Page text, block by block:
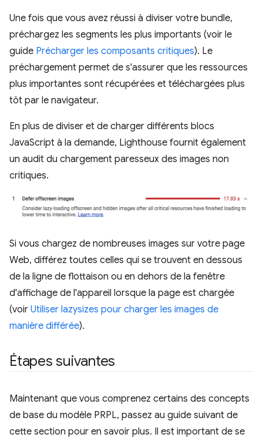
Une fois que vous avez réussi à diviser votre bundle,
préchargez les segments les plus importants (voir le
guide Précharger les composants critiques). Le
préchargement permet de s'assurer que les ressources
plus importantes sont récupérées et téléchargées plus
tôt par le navigateur.
En plus de diviser et de charger différents blocs
JavaScript à la demande, Lighthouse fournit également
un audit du chargement paresseux des images non
critiques.
Si vous chargez de nombreuses images sur votre page
Web, différez toutes celles qui se trouvent en dessous
de la ligne de flottaison ou en dehors de la fenêtre
d'affichage de l'appareil lorsque la page est chargée
(voir Utiliser lazysizes pour charger les images de
manière différée).
Étapes suivantes
Maintenant que vous comprenez certains des concepts
de base du modèle PRPL, passez au guide suivant de
cette section pour en savoir plus. Il est important de se